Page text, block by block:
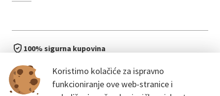
Koristimo kolačiće za ispravno
funkcioniranje ove web-stranice i
100% sigurna kupovina
bez čekanja u redu